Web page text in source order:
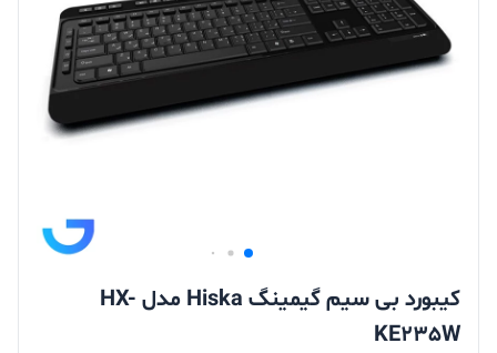
کیبورد بی سیم گیمینگ Hiska مدل HX-
KE235W